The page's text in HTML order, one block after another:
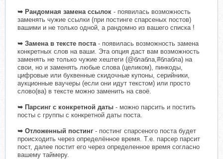
➥ Рандомная замена ссылок - появилась возможность
заменять чужие ссылки (при постинге спарсеных постов)
вашими и не только одной, а рандомно из вашего списка !
➥ Замена в тексте поста - появилась возможность замена
конкретных слов на ваши. Эта опция даст вам возможность
заменять не только чужие хештеги (@блабла,#блабла) на
свои, но и заменять любые слова (целиком), пинкоды,
цифровые или буквенные скидочные купоны, серийники,
аукционные ваучеры (если они идут текстом) или просто
слово(ва) в тексте можно заменить на своё.
➥ Парсинг с конкретной даты - можно парсить и постить
посты с группы с конкретной даты поста.
➥ Отложенный постинг - постинг спарсеного поста будет
происходить через определённое время. Т.е. парсер парсит
пост, далее постит его через определенное время согласно
вашему таймеру.